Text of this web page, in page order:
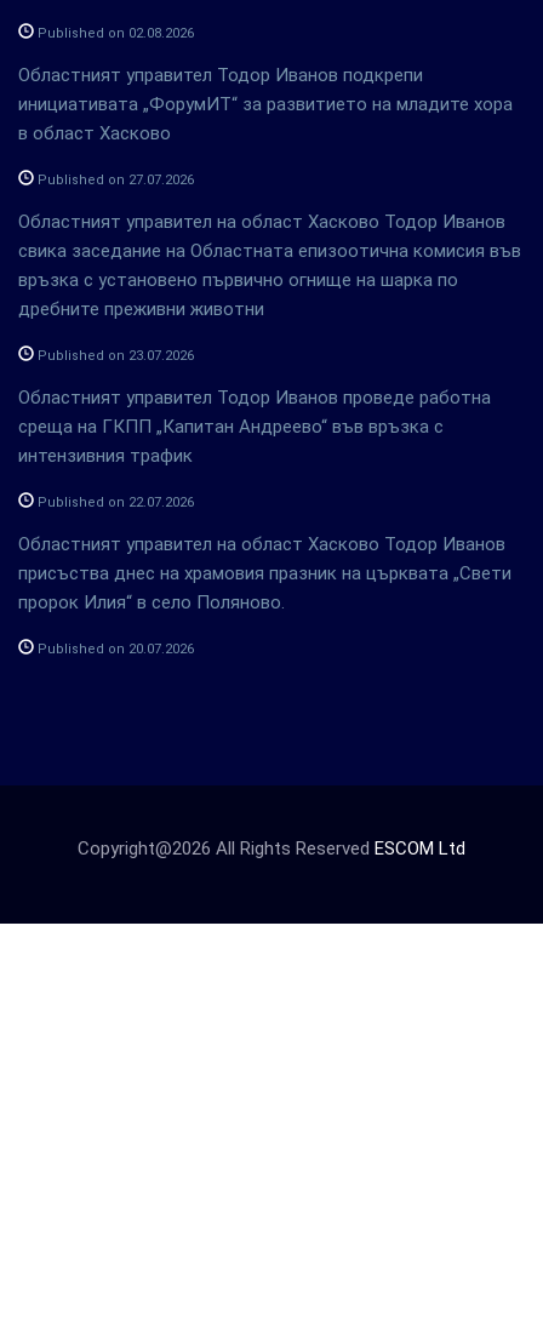
Published on 02.08.2026
Областният управител Тодор Иванов подкрепи
инициативата „ФорумИТ“ за развитието на младите хора
в област Хасково
Published on 27.07.2026
Областният управител на област Хасково Тодор Иванов
свика заседание на Областната епизоотична комисия във
връзка с установено първично огнище на шарка по
дребните преживни животни
Published on 23.07.2026
Областният управител Тодор Иванов проведе работна
среща на ГКПП „Капитан Андреево“ във връзка с
интензивния трафик
Published on 22.07.2026
Областният управител на област Хасково Тодор Иванов
присъства днес на храмовия празник на църквата „Свети
пророк Илия“ в село Поляново.
Published on 20.07.2026
Copyright@2026 All Rights Reserved ESCOM Ltd